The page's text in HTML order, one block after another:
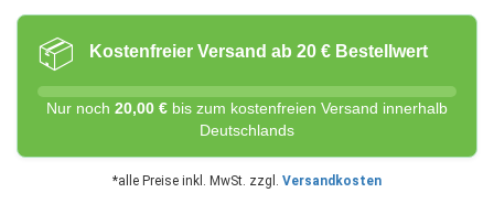
📦 Kostenfreier Versand ab 20 € Bestellwert
Nur noch 20,00 € bis zum kostenfreien Versand innerhalb
Deutschlands
*alle Preise inkl. MwSt. zzgl. Versandkosten